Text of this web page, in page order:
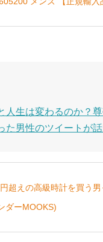
人生は変わるのか？
た男性のツイートが
超えの高級時計を買う
ダーMOOKS)